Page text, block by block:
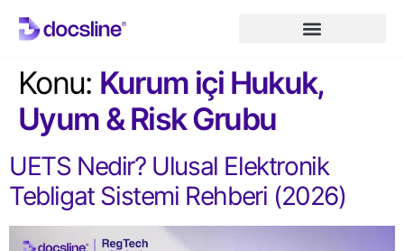
Konu: Kurum içi Hukuk,
Uyum & Risk Grubu
UETS Nedir? Ulusal Elektronik
Tebligat Sistemi Rehberi (2026)